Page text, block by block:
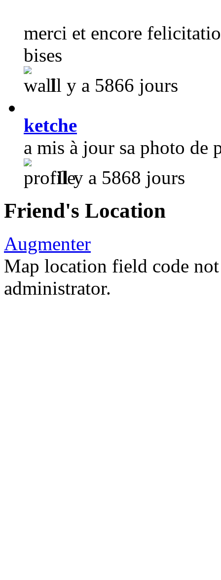
merci et encore
bises
Il y a 5866 jours
ketche
a mis à jour sa photo de
Il y a 5868 jours
Friend's Location
Augmenter
Map location field code
administrator.